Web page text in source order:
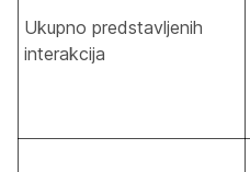
Ukupno predstavljenih
interakcija